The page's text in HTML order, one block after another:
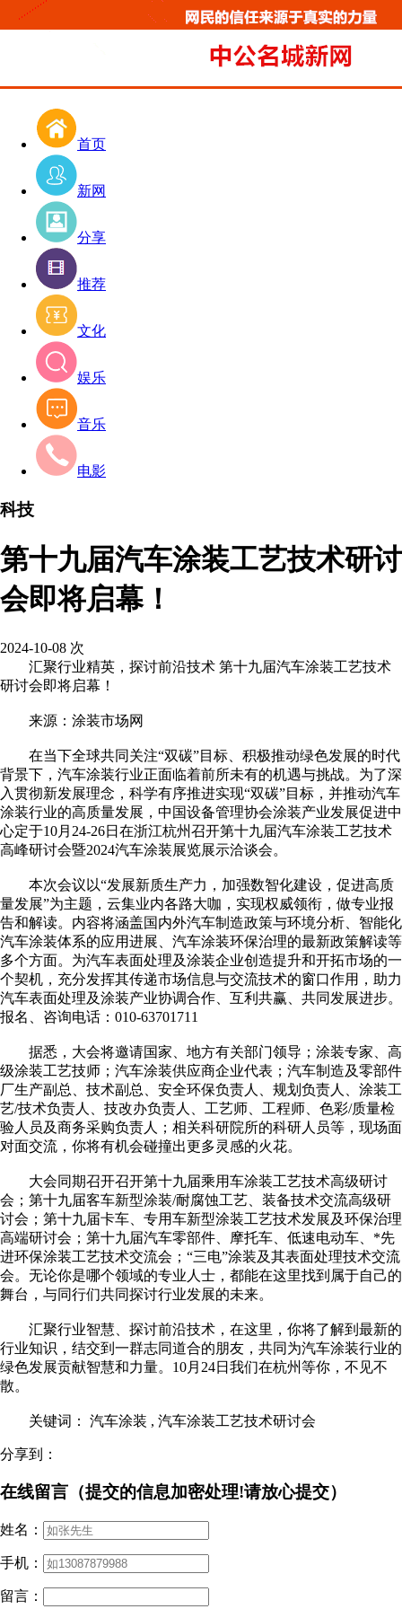
首页
新网
分享
推荐
文化
娱乐
音乐
电影
科技
第十九届汽车涂装工艺技术研讨
会即将启幕！
2024-10-08 次
汇聚行业精英，探讨前沿技术 第十九届汽车涂装工艺技术
研讨会即将启幕！
来源：涂装市场网
在当下全球共同关注“双碳”目标、积极推动绿色发展的时代
背景下，汽车涂装行业正面临着前所未有的机遇与挑战。为了深
入贯彻新发展理念，科学有序推进实现“双碳”目标，并推动汽车
涂装行业的高质量发展，中国设备管理协会涂装产业发展促进中
心定于10月24-26日在浙江杭州召开第十九届汽车涂装工艺技术
高峰研讨会暨2024汽车涂装展览展示洽谈会。
本次会议以“发展新质生产力，加强数智化建设，促进高质
量发展”为主题，云集业内各路大咖，实现权威领衔，做专业报
告和解读。内容将涵盖国内外汽车制造政策与环境分析、智能化
汽车涂装体系的应用进展、汽车涂装环保治理的最新政策解读等
多个方面。为汽车表面处理及涂装企业创造提升和开拓市场的一
个契机，充分发挥其传递市场信息与交流技术的窗口作用，助力
汽车表面处理及涂装产业协调合作、互利共赢、共同发展进步。
报名、咨询电话：010-63701711
据悉，大会将邀请国家、地方有关部门领导；涂装专家、高
级涂装工艺技师；汽车涂装供应商企业代表；汽车制造及零部件
厂生产副总、技术副总、安全环保负责人、规划负责人、涂装工
艺/技术负责人、技改办负责人、工艺师、工程师、色彩/质量检
验人员及商务采购负责人；相关科研院所的科研人员等，现场面
对面交流，你将有机会碰撞出更多灵感的火花。
大会同期召开召开第十九届乘用车涂装工艺技术高级研讨
会；第十九届客车新型涂装/耐腐蚀工艺、装备技术交流高级研
讨会；第十九届卡车、专用车新型涂装工艺技术发展及环保治理
高端研讨会；第十九届汽车零部件、摩托车、低速电动车、*先
进环保涂装工艺技术交流会；“三电”涂装及其表面处理技术交流
会。无论你是哪个领域的专业人士，都能在这里找到属于自己的
舞台，与同行们共同探讨行业发展的未来。
汇聚行业智慧、探讨前沿技术，在这里，你将了解到最新的
行业知识，结交到一群志同道合的朋友，共同为汽车涂装行业的
绿色发展贡献智慧和力量。10月24日我们在杭州等你，不见不
散。
关键词： 汽车涂装 , 汽车涂装工艺技术研讨会
分享到：
在线留言（提交的信息加密处理!请放心提交）
姓名：
手机：
留言：